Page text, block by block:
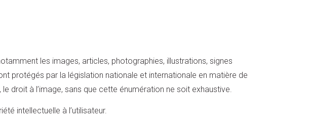
les images, articles, photographies, illustrations, signes
protégés par la législation nationale et internationale en matière de
droit à l’image, sans que cette énumération ne soit exhaustive.
intellectuelle à l’utilisateur.